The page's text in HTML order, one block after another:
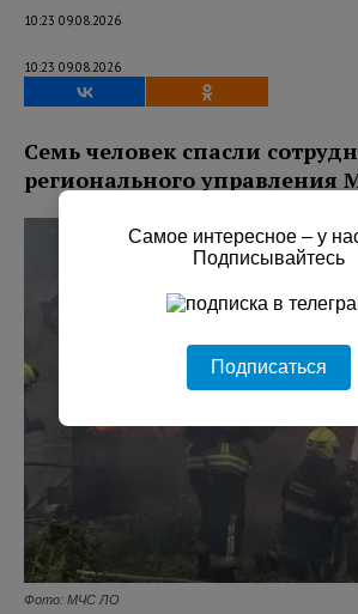
10:23 09.08.2026
10:23 09.08.2026
Семь человек спасли
регионального управления
Фото: МЧС ЛО
Самое интересное – у
Подписывайтесь
Подписаться